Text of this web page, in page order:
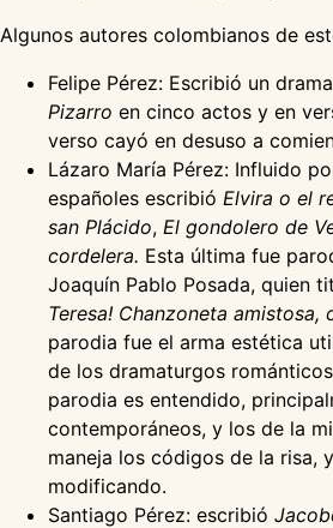
Algunos autores colombianos de
Felipe Pérez: Escribió un
Pizarro en cinco actos y en
verso cayó en desuso a
Lázaro María Pérez: Influido
españoles escribió Elvira o el
san Plácido, El gondolero de
cordelera. Esta última fue
Joaquín Pablo Posada, quien
Teresa! Chanzoneta amistosa,
parodia fue el arma estética
de los dramaturgos
parodia es entendido,
contemporáneos, y los de la
maneja los códigos de la risa,
modificando.
Santiago Pérez: escribió